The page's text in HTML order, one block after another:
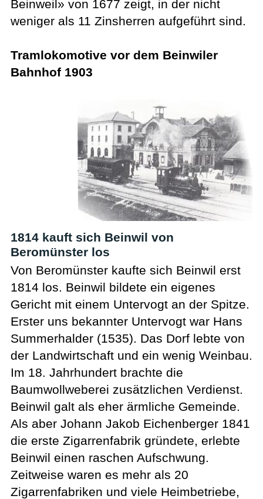
Beinweil» von 1677 zeigt, in der nicht
weniger als 11 Zinsherren aufgeführt sind.
Tramlokomotive vor dem Beinwiler
Bahnhof 1903
1814 kauft sich Beinwil von
Beromünster los
Von Beromünster kaufte sich Beinwil erst
1814 los. Beinwil bildete ein eigenes
Gericht mit einem Untervogt an der Spitze.
Erster uns bekannter Untervogt war Hans
Summerhalder (1535). Das Dorf lebte von
der Landwirtschaft und ein wenig Weinbau.
Im 18. Jahrhundert brachte die
Baumwollweberei zusätzlichen Verdienst.
Beinwil galt als eher ärmliche Gemeinde.
Als aber Johann Jakob Eichenberger 1841
die erste Zigarrenfabrik gründete, erlebte
Beinwil einen raschen Aufschwung.
Zeitweise waren es mehr als 20
Zigarrenfabriken und viele Heimbetriebe,